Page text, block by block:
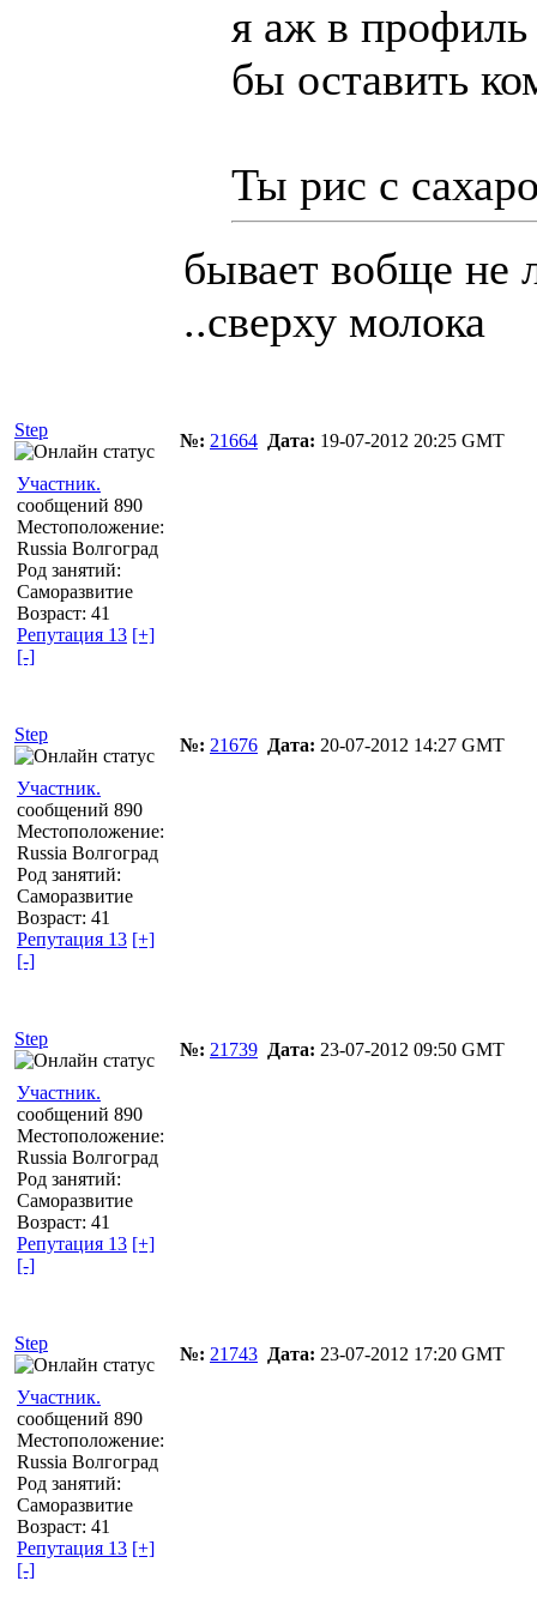
я аж в
бы оставить
Ты рис с
бывает вобще не
..сверху молока
Step
№: 21664 Дата: 19-07-2012 20:25 GMT
Участник.
сообщений 890
Местоположение:
Russia Волгоград
Род занятий:
Саморазвитие
Возраст: 41
Репутация 13 [+]
[-]
Step
№: 21676 Дата: 20-07-2012 14:27 GMT
Участник.
сообщений 890
Местоположение:
Russia Волгоград
Род занятий:
Саморазвитие
Возраст: 41
Репутация 13 [+]
[-]
Step
№: 21739 Дата: 23-07-2012 09:50 GMT
Участник.
сообщений 890
Местоположение:
Russia Волгоград
Род занятий:
Саморазвитие
Возраст: 41
Репутация 13 [+]
[-]
Step
№: 21743 Дата: 23-07-2012 17:20 GMT
Участник.
сообщений 890
Местоположение:
Russia Волгоград
Род занятий:
Саморазвитие
Возраст: 41
Репутация 13 [+]
[-]